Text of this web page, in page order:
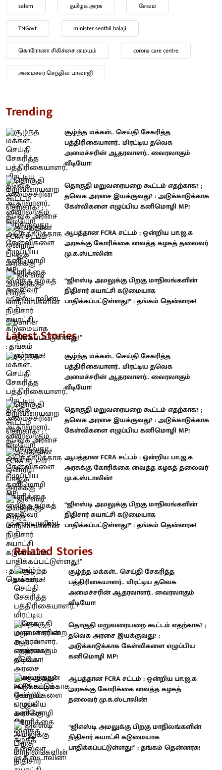
salem தமிழக அரசு சேலம்
TNGovt minister senthil balaji
கொரோனா சிகிச்சை மையம் corona care centre
அமைச்சர் செந்தில் பாலாஜி
Trending
சூழ்ந்த மக்கள்.. செய்தி சேகரித்த
பத்திரிகையாளர்.. மிரட்டிய தவெக
அமைச்சரின் ஆதரவாளர்.. வைரலாகும்
வீடியோ!
தொகுதி மறுவரையறை கூட்டம் எதற்காக? ;
தவெக அரசை இயக்குவது? : அடுக்காடுக்காக
கேள்விகளை எழுப்பிய கனிமொழி MP!
ஆபத்தான FCRA சட்டம் : ஒன்றிய பா.ஜ.க
அரசுக்கு கோரிக்கை வைத்த கழகத் தலைவர்
மு.க.ஸ்டாலின்!
“ஜிஎஸ்டி அமலுக்கு பிறகு மாநிலங்களின்
நிதிசார் சுயாட்சி கடுமையாக
பாதிக்கப்பட்டுள்ளது!” : தங்கம் தென்னரசு!
Latest Stories
சூழ்ந்த மக்கள்.. செய்தி சேகரித்த
பத்திரிகையாளர்.. மிரட்டிய தவெக
அமைச்சரின் ஆதரவாளர்.. வைரலாகும்
வீடியோ!
தொகுதி மறுவரையறை கூட்டம் எதற்காக? ;
தவெக அரசை இயக்குவது? : அடுக்காடுக்காக
கேள்விகளை எழுப்பிய கனிமொழி MP!
ஆபத்தான FCRA சட்டம் : ஒன்றிய பா.ஜ.க
அரசுக்கு கோரிக்கை வைத்த கழகத் தலைவர்
மு.க.ஸ்டாலின்!
“ஜிஎஸ்டி அமலுக்கு பிறகு மாநிலங்களின்
நிதிசார் சுயாட்சி கடுமையாக
பாதிக்கப்பட்டுள்ளது!” : தங்கம் தென்னரசு!
Related Stories
சூழ்ந்த மக்கள்.. செய்தி சேகரித்த
பத்திரிகையாளர்.. மிரட்டிய தவெக
அமைச்சரின் ஆதரவாளர்.. வைரலாகும்
வீடியோ!
தொகுதி மறுவரையறை கூட்டம் எதற்காக? ;
தவெக அரசை இயக்குவது? :
அடுக்காடுக்காக கேள்விகளை எழுப்பிய
கனிமொழி MP!
ஆபத்தான FCRA சட்டம் : ஒன்றிய பா.ஜ.க
அரசுக்கு கோரிக்கை வைத்த கழகத்
தலைவர் மு.க.ஸ்டாலின்!
“ஜிஎஸ்டி அமலுக்கு பிறகு மாநிலங்களின்
நிதிசார் சுயாட்சி கடுமையாக
பாதிக்கப்பட்டுள்ளது!” : தங்கம் தென்னரசு!